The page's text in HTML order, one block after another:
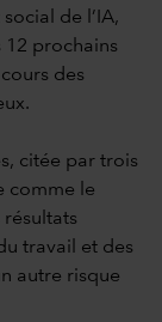
de l’IA,
prochains
des
citée par trois
comme le
travail et des
autre risque